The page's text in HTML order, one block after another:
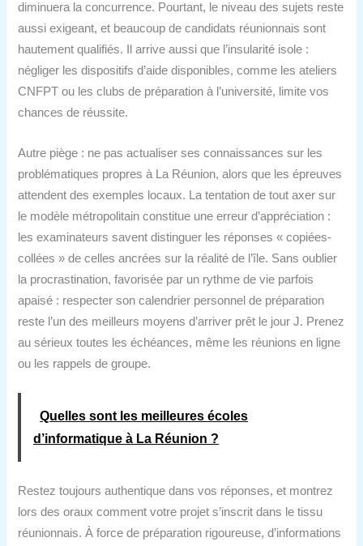
diminuera la concurrence. Pourtant, le niveau des sujets reste
aussi exigeant, et beaucoup de candidats réunionnais sont
hautement qualifiés. Il arrive aussi que l’insularité isole :
négliger les dispositifs d’aide disponibles, comme les ateliers
CNFPT ou les clubs de préparation à l’université, limite vos
chances de réussite.
Autre piège : ne pas actualiser ses connaissances sur les
problématiques propres à La Réunion, alors que les épreuves
attendent des exemples locaux. La tentation de tout axer sur
le modèle métropolitain constitue une erreur d’appréciation :
les examinateurs savent distinguer les réponses « copiées-
collées » de celles ancrées sur la réalité de l’île. Sans oublier
la procrastination, favorisée par un rythme de vie parfois
apaisé : respecter son calendrier personnel de préparation
reste l’un des meilleurs moyens d’arriver prêt le jour J. Prenez
au sérieux toutes les échéances, même les réunions en ligne
ou les rappels de groupe.
Quelles sont les meilleures écoles
d’informatique à La Réunion ?
Restez toujours authentique dans vos réponses, et montrez
lors des oraux comment votre projet s’inscrit dans le tissu
réunionnais. À force de préparation rigoureuse, d’informations